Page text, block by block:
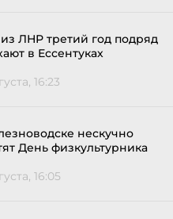
ЛНР третий год подряд
в Ессентуках
16:23
нескучно
День физкультурника
16:05